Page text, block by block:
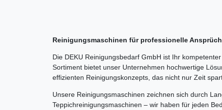
Reinigungsmaschinen für professionelle
Die DEKU Reinigungsbedarf GmbH ist Ihr
Sortiment bietet unser Unternehmen hochwertige
effizienten Reinigungskonzepts, das nicht nur Zeit
Unsere Reinigungsmaschinen zeichnen sich durch
Teppichreinigungsmaschinen – wir haben für jeden